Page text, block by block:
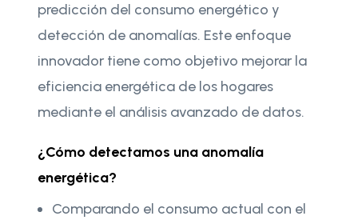
predicción del consumo energético y
detección de anomalías. Este enfoque
innovador tiene como objetivo mejorar la
eficiencia energética de los hogares
mediante el análisis avanzado de datos.
¿Cómo detectamos una anomalía
energética?
Comparando el consumo actual con el